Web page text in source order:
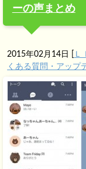
ーの声まとめ
2015年02月14日 Ｌ
くある質問・アップ